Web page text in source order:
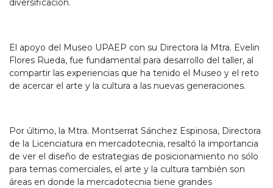
El apoyo del Museo UPAEP con su Directora la Mtra. Evelin
Flores Rueda, fue fundamental para desarrollo del taller, al
compartir las experiencias que ha tenido el Museo y el reto
de acercar el arte y la cultura a las nuevas generaciones.
Por último, la Mtra. Montserrat Sánchez Espinosa, Directora
de la Licenciatura en mercadotecnia, resaltó la importancia
de ver el diseño de estrategias de posicionamiento no sólo
para temas comerciales, el arte y la cultura también son
áreas en donde la mercadotecnia tiene grandes